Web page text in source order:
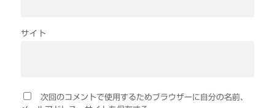
サイト
次回のコメントで使用するためブラウザーに自分の名前、